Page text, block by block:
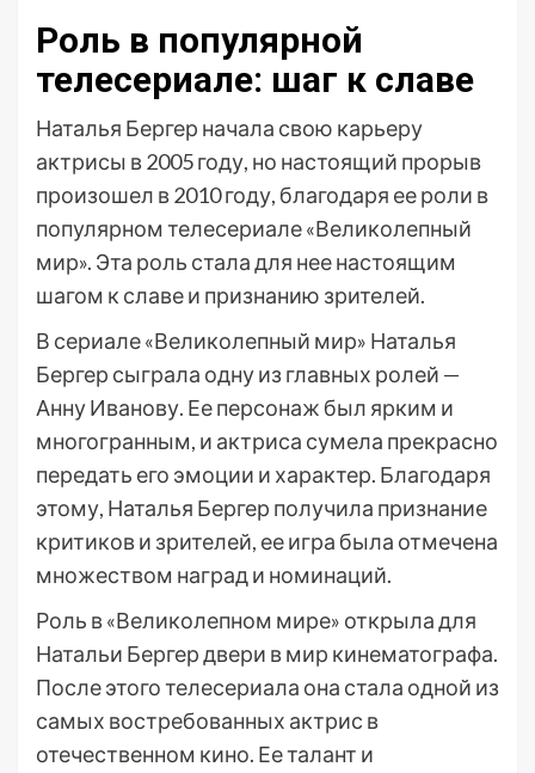
Роль в популярной
телесериале: шаг к славе
Наталья Бергер начала свою карьеру
актрисы в 2005 году, но настоящий прорыв
произошел в 2010 году, благодаря ее роли в
популярном телесериале «Великолепный
мир». Эта роль стала для нее настоящим
шагом к славе и признанию зрителей.
В сериале «Великолепный мир» Наталья
Бергер сыграла одну из главных ролей —
Анну Иванову. Ее персонаж был ярким и
многогранным, и актриса сумела прекрасно
передать его эмоции и характер. Благодаря
этому, Наталья Бергер получила признание
критиков и зрителей, ее игра была отмечена
множеством наград и номинаций.
Роль в «Великолепном мире» открыла для
Натальи Бергер двери в мир кинематографа.
После этого телесериала она стала одной из
самых востребованных актрис в
отечественном кино. Ее талант и